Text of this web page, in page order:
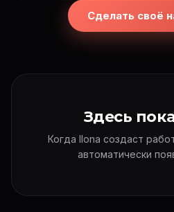
Сделать своё
Здесь
Когда Ilona создаст
автоматически